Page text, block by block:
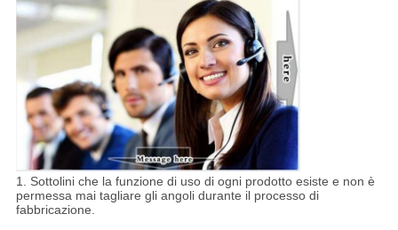
1. Sottolini che la funzione di uso di ogni prodotto esiste e non è
permessa mai tagliare gli angoli durante il processo di
fabbricazione.